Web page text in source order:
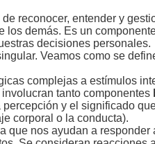
reconocer, entender y
demás. Es un
decisiones personales.
Veamos como se
complejas a estímulos
tanto componentes
percepción y el significado
corporal o la conducta).
que nos ayudan a